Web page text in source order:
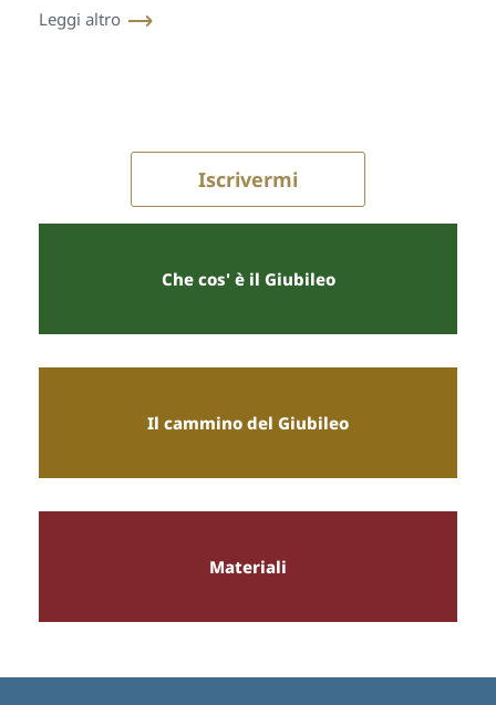
Leggi altro
Iscrivermi
Che cos' è il Giubileo
Il cammino del Giubileo
Materiali